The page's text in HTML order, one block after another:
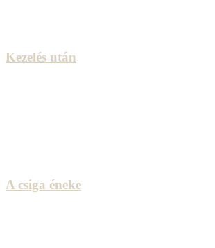
Kezelés után
A csiga éneke